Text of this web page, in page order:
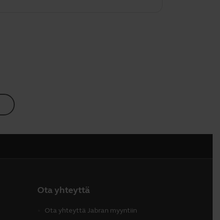
Ota yhteyttä
Ota yhteyttä Jabran myyntiin